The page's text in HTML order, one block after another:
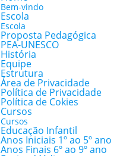
Bem-vindo
Escola
Escola
Proposta Pedagógica
PEA-UNESCO
História
Equipe
Estrutura
Área de Privacidade
Política de Privacidade
Política de Cokies
Cursos
Cursos
Educação Infantil
Anos Iniciais 1º ao 5º ano
Anos Finais 6º ao 9º ano